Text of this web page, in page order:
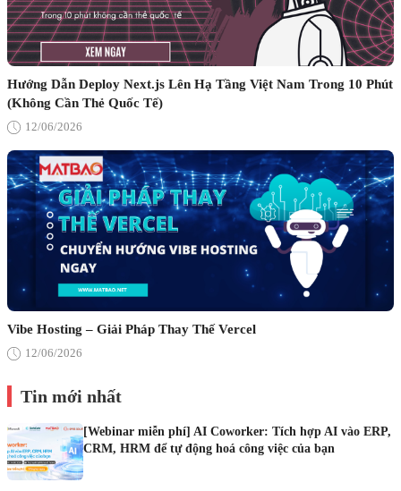
Hướng Dẫn Deploy Next.js Lên Hạ Tầng Việt Nam Trong 10 Phút
(Không Cần Thẻ Quốc Tế)
12/06/2026
Vibe Hosting – Giải Pháp Thay Thế Vercel
12/06/2026
Tin mới nhất
[Webinar miễn phí] AI Coworker: Tích hợp AI vào ERP,
CRM, HRM để tự động hoá công việc của bạn